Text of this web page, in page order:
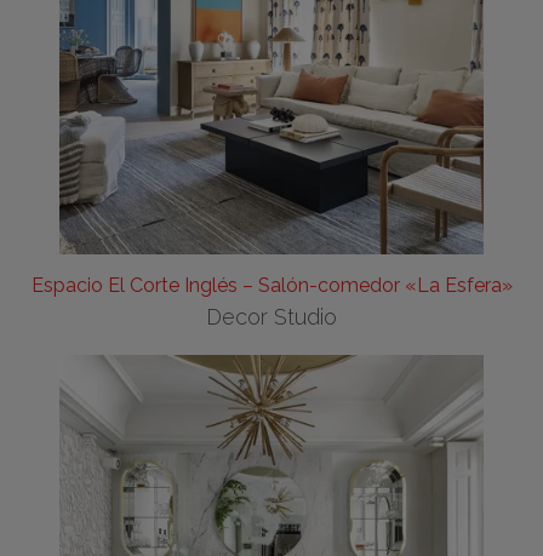
Espacio El Corte Inglés – Salón-comedor «La Esfera»
Decor Studio